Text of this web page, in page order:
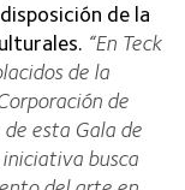
de la
“En Teck
de la
de
esta Gala de
busca